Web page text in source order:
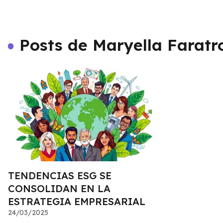
Posts de Maryella
TENDENCIAS ESG SE
CONSOLIDAN EN LA
ESTRATEGIA EMPRESARIAL
24/03/2025